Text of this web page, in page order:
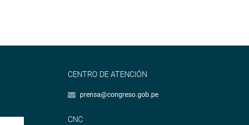
CENTRO DE ATENCIÓN
prensa@congreso.gob.pe
CNC